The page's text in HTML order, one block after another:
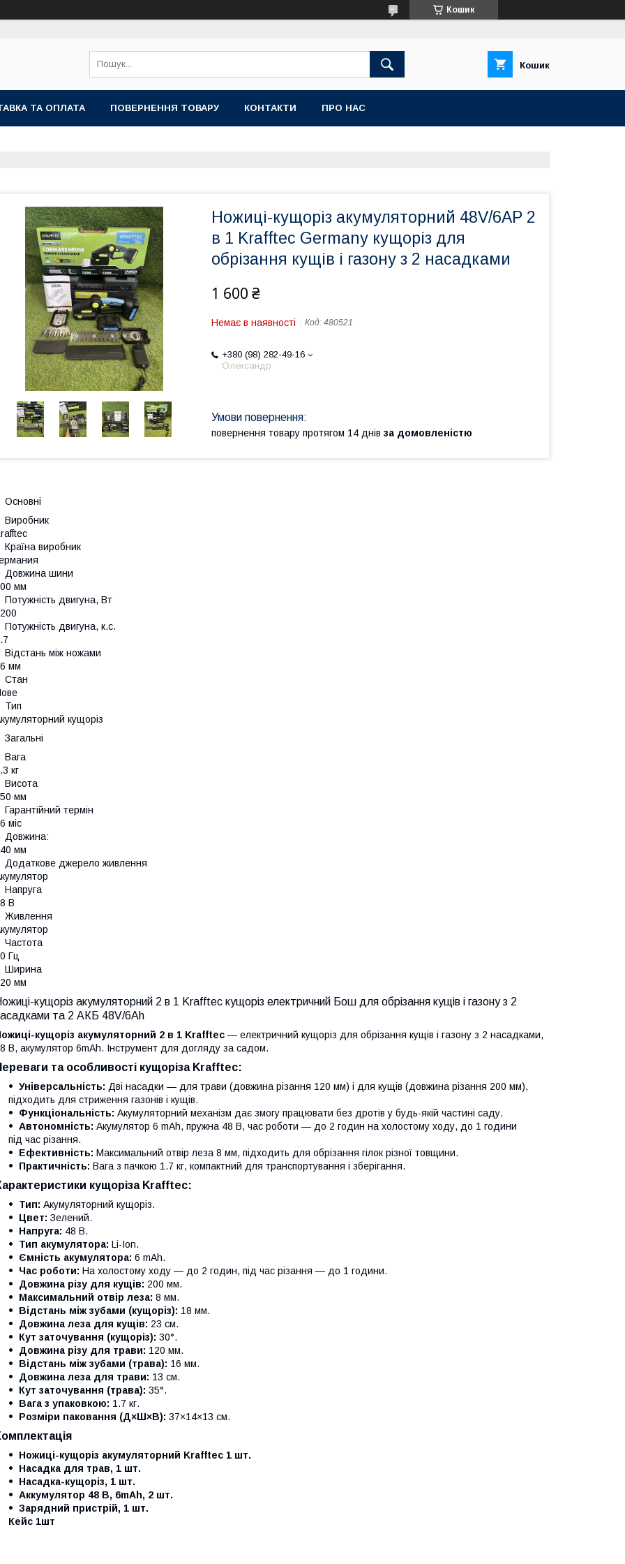
Кошик
Кошик
ТА ОПЛАТА ПОВЕРНЕННЯ ТОВАРУ КОНТАКТИ ПРО НАС
Ножиці-кущоріз акумуляторний 48V/6AP 2
в 1 Krafftec Germany кущоріз для
обрізання кущів і газону з 2 насадками
1 600 ₴
Немає в наявності Код: 480521
+380 (98) 282-49-16
Олександр
повернення товару протягом 14 днів за домовленістю
Основні
Виробник
Країна виробник
Довжина шини
мм
Потужність двигуна, Вт
Потужність двигуна, к.с.
Відстань між ножами
мм
Стан
Тип
кущоріз
Загальні
Вага
кг
Висота
мм
Гарантійний термін
міс
Довжина:
мм
Додаткове джерело живлення
Напруга
В
Живлення
Частота
Гц
Ширина
мм
кущоріз акумуляторний 2 в 1 Krafftec кущоріз електричний Бош для обрізання кущів і газону з 2
та 2 АКБ 48V/6Ah
кущоріз акумуляторний 2 в 1 Krafftec — електричний кущоріз для обрізання кущів і газону з 2 насадками,
В, акумулятор 6mAh. Інструмент для догляду за садом.
та особливості кущоріза Krafftec:
Універсальність: Дві насадки — для трави (довжина різання 120 мм) і для кущів (довжина різання 200 мм),
підходить для стриження газонів і кущів.
Функціональність: Акумуляторний механізм дає змогу працювати без дротів у будь-якій частині саду.
Автономність: Акумулятор 6 mAh, пружна 48 В, час роботи — до 2 годин на холостому ходу, до 1 години
під час різання.
Ефективність: Максимальний отвір леза 8 мм, підходить для обрізання гілок різної товщини.
Практичність: Вага з пачкою 1.7 кг, компактний для транспортування і зберігання.
кущоріза Krafftec:
Тип: Акумуляторний кущоріз.
Цвет: Зелений.
Напруга: 48 В.
Тип акумулятора: Li-Ion.
Ємність акумулятора: 6 mAh.
Час роботи: На холостому ходу — до 2 годин, під час різання — до 1 години.
Довжина різу для кущів: 200 мм.
Максимальний отвір леза: 8 мм.
Відстань між зубами (кущоріз): 18 мм.
Довжина леза для кущів: 23 см.
Кут заточування (кущоріз): 30°.
Довжина різу для трави: 120 мм.
Відстань між зубами (трава): 16 мм.
Довжина леза для трави: 13 см.
Кут заточування (трава): 35°.
Вага з упаковкою: 1.7 кг.
Розміри паковання (Д×Ш×В): 37×14×13 см.
Ножиці-кущоріз акумуляторний Krafftec 1 шт.
Насадка для трав, 1 шт.
Насадка-кущоріз, 1 шт.
Аккумулятор 48 В, 6mAh, 2 шт.
Зарядний пристрій, 1 шт.
Кейс 1шт